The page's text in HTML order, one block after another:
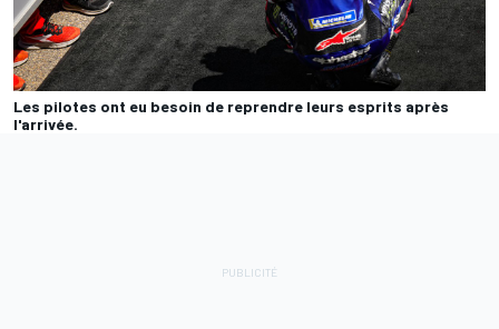
Les pilotes ont eu besoin de reprendre leurs esprits après
l'arrivée.